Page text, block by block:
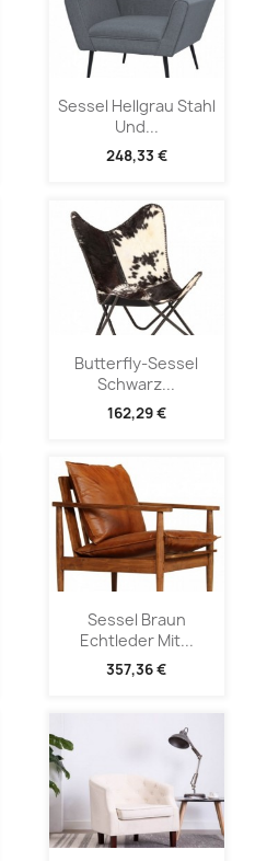
Sessel Hellgrau Stahl
Und...
248,33 €
Butterfly-Sessel
Schwarz...
162,29 €
Sessel Braun
Echtleder Mit...
357,36 €